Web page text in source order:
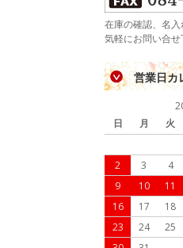
在庫の確認、名
気軽にお問い合せ
営業日カ
日
月 火
2
3 4
9
10 11
16
17 18
23
24 25